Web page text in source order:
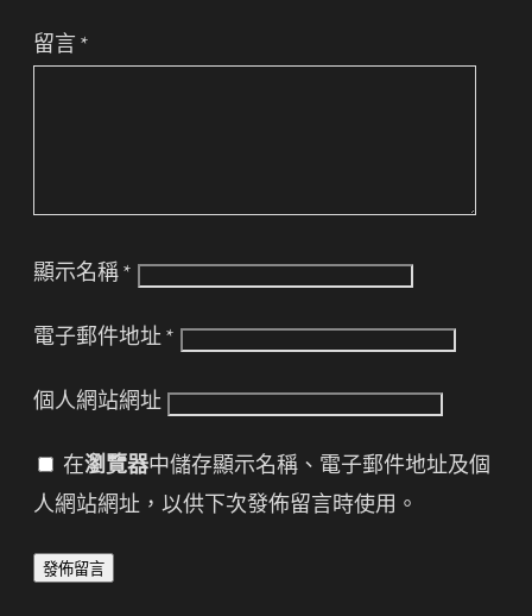
留言 *
顯示名稱 *
電子郵件地址 *
個人網站網址
在瀏覽器中儲存顯示名稱、電子郵件地址及個
人網站網址，以供下次發佈留言時使用。